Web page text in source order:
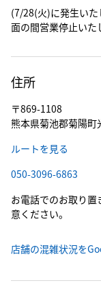
(7/28(火)に発生い
面の間営業停止いた
住所
〒869-1108
熊本県菊池郡菊陽
ルートを見る
050-3096-6863
お電話でのお取り
意ください。
店舗の混雑状況を